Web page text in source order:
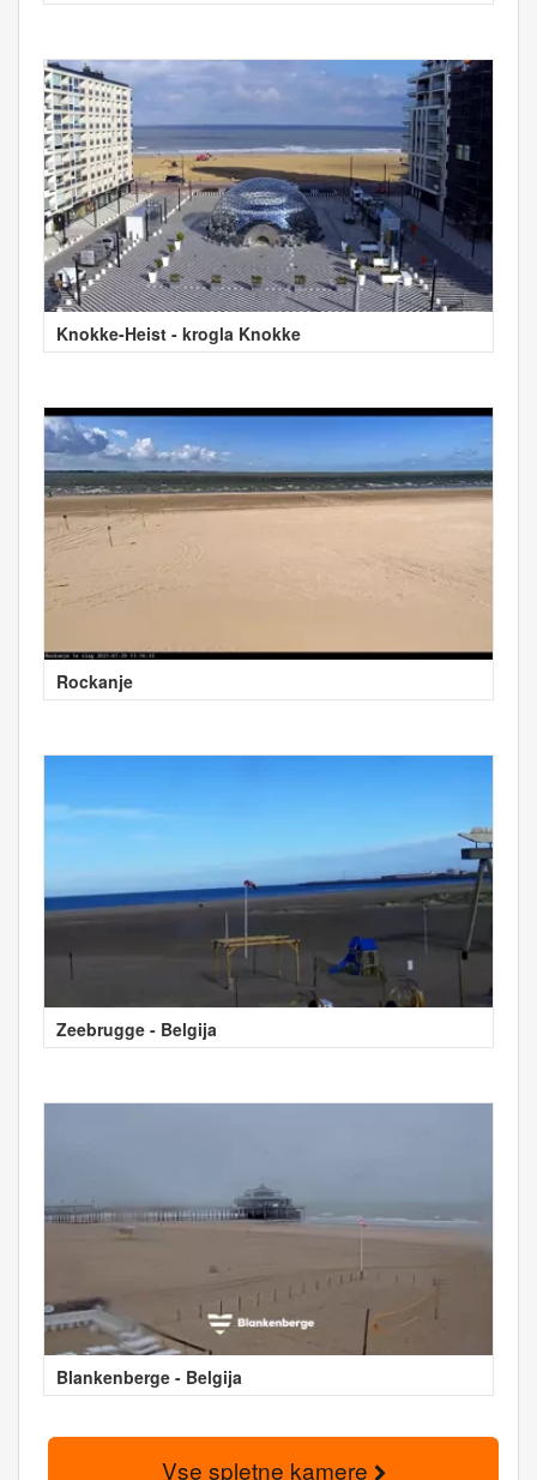
Knokke-Heist - krogla Knokke
Rockanje
Zeebrugge - Belgija
Blankenberge - Belgija
Vse spletne kamere